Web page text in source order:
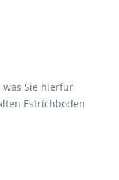
was Sie hierfür
Estrichboden